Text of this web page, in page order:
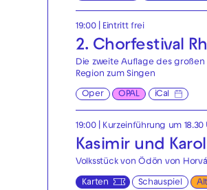
19:00| Eintritt frei
2. Chorfestival
Die zweite Auflage des
Region zum Singen
Oper OPAL iCal
19:00 | Kurzeinführung um 18.30
Kasimir und
Volksstück von Ödön von
Karten Schauspiel